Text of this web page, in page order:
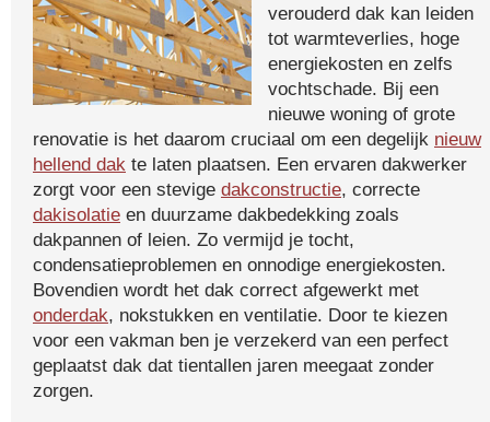
verouderd dak kan leiden
tot warmteverlies, hoge
energiekosten en zelfs
vochtschade. Bij een
nieuwe woning of grote
renovatie is het daarom cruciaal om een degelijk nieuw
hellend dak te laten plaatsen. Een ervaren dakwerker
zorgt voor een stevige dakconstructie, correcte
dakisolatie en duurzame dakbedekking zoals
dakpannen of leien. Zo vermijd je tocht,
condensatieproblemen en onnodige energiekosten.
Bovendien wordt het dak correct afgewerkt met
onderdak, nokstukken en ventilatie. Door te kiezen
voor een vakman ben je verzekerd van een perfect
geplaatst dak dat tientallen jaren meegaat zonder
zorgen.